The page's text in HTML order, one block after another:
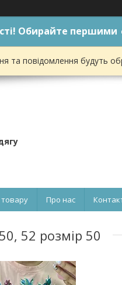
Обирайте першими
та повідомлення будуть
Про нас
52 розмір 50